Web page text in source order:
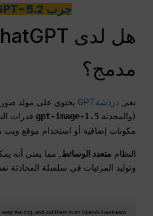
جرب GPT-5.2 الآن >
مدمج؟
نعم,دردشةGPT يحتوي على مولد
(والمحدثةgpt-image-1.5 قدرات
مكونات إضافية أو استخدام موقع
النظام متعدد الوسائط , مما يعني أنه
وتوليد المرئيات في سلسلة المحادثة